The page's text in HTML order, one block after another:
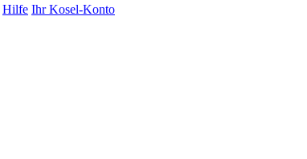
Hilfe Ihr Kosel-Konto